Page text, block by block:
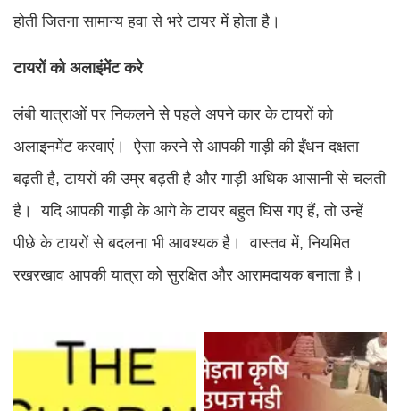
होती जितना सामान्य हवा से भरे टायर में होता है।
टायरों को अलाइंमेंट करे
लंबी यात्राओं पर निकलने से पहले अपने कार के टायरों को
अलाइनमेंट करवाएं। ऐसा करने से आपकी गाड़ी की ईंधन दक्षता
बढ़ती है, टायरों की उम्र बढ़ती है और गाड़ी अधिक आसानी से चलती
है। यदि आपकी गाड़ी के आगे के टायर बहुत घिस गए हैं, तो उन्हें
पीछे के टायरों से बदलना भी आवश्यक है। वास्तव में, नियमित
रखरखाव आपकी यात्रा को सुरक्षित और आरामदायक बनाता है।